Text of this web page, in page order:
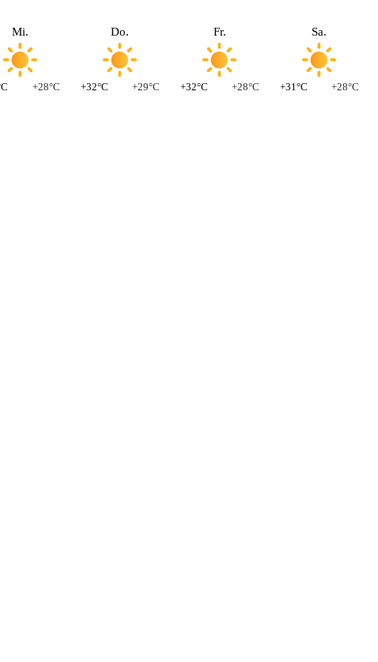
Mi.
+28°C
Do.
+32°C +29°C
Fr.
+32°C +28°C
Sa.
+31°C +28°C